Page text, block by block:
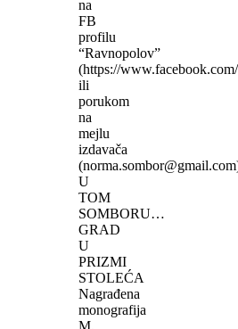
na
FB
profilu
“Ravnopolov”
(https://
ili
porukom
na
mejlu
izdavača
U
TOM
SOMBORU…
GRAD
U
PRIZMI
STOLEĆA
Nagrađena
monografija
M.